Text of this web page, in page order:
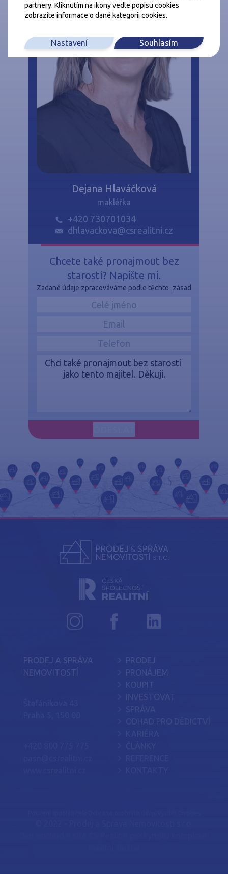
partnery. Kliknutím na ikony vedle popisu cookies
zobrazíte informace o dané kategorii cookies.
Nastavení Souhlasím
Dejana Hlaváčková
makléřka
+420 730701034
dhlavackova@csrealitni.cz
Chcete také pronajmout bez
starostí? Napište mi.
Zadané údaje zpracováváme podle těchto zásad
PRODEJ A SPRÁVA
NEMOVITOSTÍ
PRODEJ
PRONÁJEM
KOUPIT
INVESTOVAT